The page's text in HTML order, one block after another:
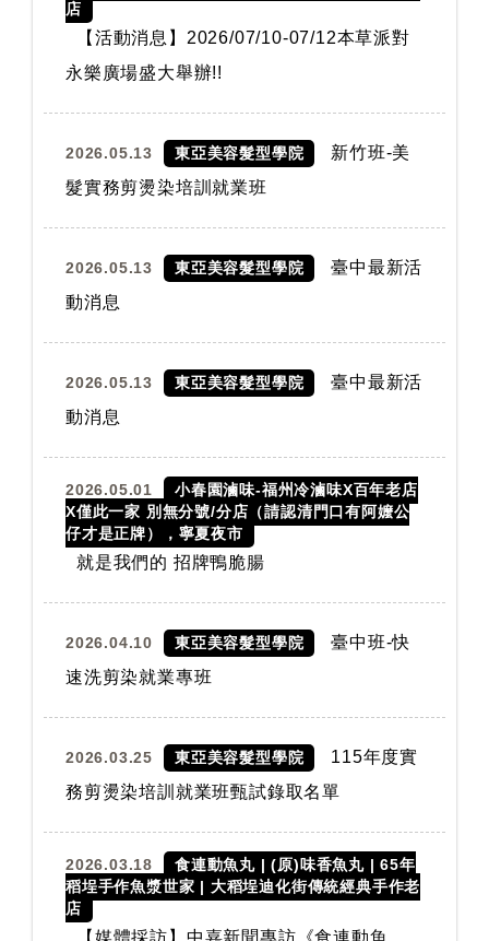
店
【活動消息】2026/07/10-07/12本草派對
永樂廣場盛大舉辦!!
2026.05.13 東亞美容髮型學院
新竹班-美
髮實務剪燙染培訓就業班
2026.05.13 東亞美容髮型學院
臺中最新活
動消息
2026.05.13 東亞美容髮型學院
臺中最新活
動消息
2026.05.01
小春園滷味-福州冷滷味X百年老店
X僅此一家 別無分號/分店（請認清門口有阿嬤公
仔才是正牌），寧夏夜市
就是我們的 招牌鴨脆腸
2026.04.10 東亞美容髮型學院
臺中班-快
速洗剪染就業專班
2026.03.25 東亞美容髮型學院
115年度實
務剪燙染培訓就業班甄試錄取名單
2026.03.18
食連動魚丸 | (原)味香魚丸 | 65年
稻埕手作魚漿世家 | 大稻埕迪化街傳統經典手作老
店
【媒體採訪】中嘉新聞專訪《食連動魚